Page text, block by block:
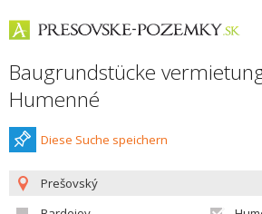
Baugrundstücke
Humenné
Diese Suche speichern
Prešovský